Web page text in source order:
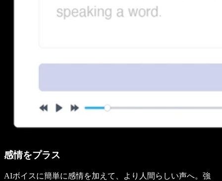
感情をプラス
AIボイスに簡単に感情を加えて、より人間らしい声へ。強